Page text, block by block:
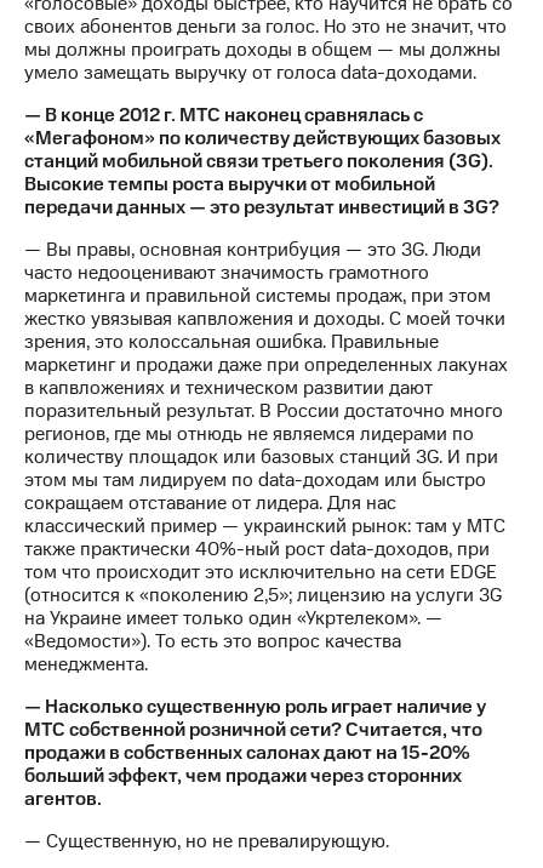
своих абонентов деньги за голос. Но это не значит, что
мы должны проиграть доходы в общем — мы должны
умело замещать выручку от голоса data-доходами.
— В конце 2012 г. МТС наконец сравнялась с
«Мегафоном» по количеству действующих базовых
станций мобильной связи третьего поколения (3G).
Высокие темпы роста выручки от мобильной
передачи данных — это результат инвестиций в 3G?
— Вы правы, основная контрибуция — это 3G. Люди
часто недооценивают значимость грамотного
маркетинга и правильной системы продаж, при этом
жестко увязывая капвложения и доходы. С моей точки
зрения, это колоссальная ошибка. Правильные
маркетинг и продажи даже при определенных лакунах
в капвложениях и техническом развитии дают
поразительный результат. В России достаточно много
регионов, где мы отнюдь не являемся лидерами по
количеству площадок или базовых станций 3G. И при
этом мы там лидируем по data-доходам или быстро
сокращаем отставание от лидера. Для нас
классический пример — украинский рынок: там у МТС
также практически 40%-ный рост data-доходов, при
том что происходит это исключительно на сети EDGE
(относится к «поколению 2,5»; лицензию на услуги 3G
на Украине имеет только один «Укртелеком». —
«Ведомости»). То есть это вопрос качества
менеджмента.
— Насколько существенную роль играет наличие у
МТС собственной розничной сети? Считается, что
продажи в собственных салонах дают на 15-20%
больший эффект, чем продажи через сторонних
агентов.
— Существенную, но не превалирующую.